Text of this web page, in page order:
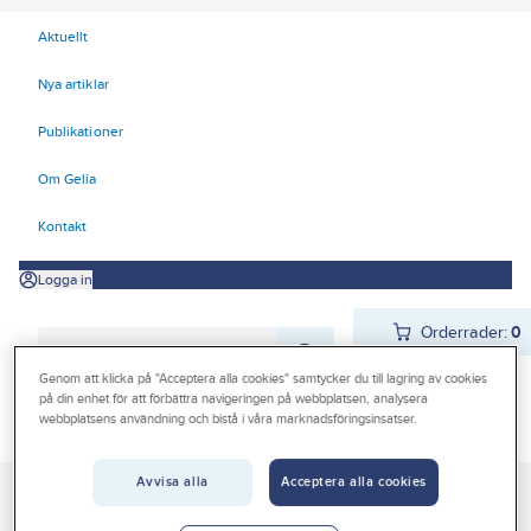
Aktuellt
Nya artiklar
Publikationer
Om Gelia
Kontakt
Logga in
Orderrader:0
Produkter
Lackerad plåt
Genom att klicka på "Acceptera alla cookies" samtycker du till lagring av cookies
på din enhet för att förbättra navigeringen på webbplatsen, analysera
webbplatsens användning och bistå i våra marknadsföringsinsatser.
Avvisa alla Acceptera alla cookies